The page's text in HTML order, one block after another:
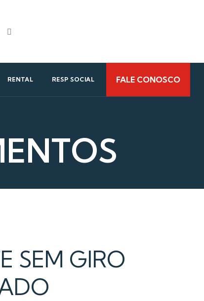
RENTAL RESP SOCIAL FALE CONOSCO
SEM GIRO